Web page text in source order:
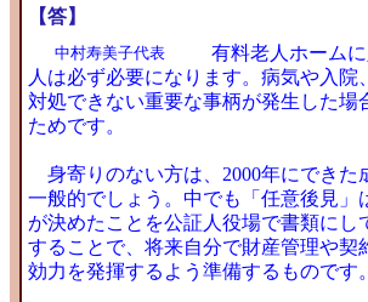
【答】
中村寿美子代表
有料老人ホームに
人は必ず必要になります。病気や入
対処できない重要な事柄が発生した場
ためです。
身寄りのない方は、2000年にできた
一般的でしょう。中でも「任意後見」
が決めたことを公証人役場で書類にし
することで、将来自分で財産管理や契
効力を発揮するよう準備するものです。